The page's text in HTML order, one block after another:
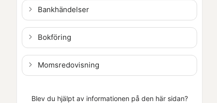
Bankhändelser
Bokföring
Momsredovisning
Blev du hjälpt av informationen på den här sidan?